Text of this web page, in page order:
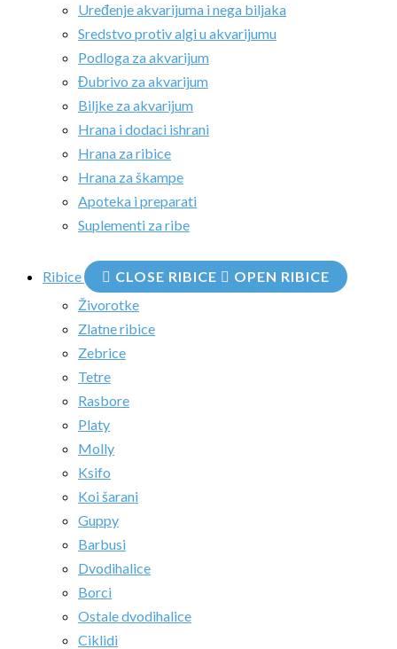
Uređenje akvarijuma i nega biljaka
Sredstvo protiv algi u akvarijumu
Podloga za akvarijum
Đubrivo za akvarijum
Biljke za akvarijum
Hrana i dodaci ishrani
Hrana za ribice
Hrana za škampe
Apoteka i preparati
Suplementi za ribe
Ribice CLOSE RIBICE
OPEN RIBICE
Živorotke
Zlatne ribice
Zebrice
Tetre
Rasbore
Platy
Molly
Ksifo
Koi šarani
Guppy
Barbusi
Dvodihalice
Borci
Ostale dvodihalice
Ciklidi